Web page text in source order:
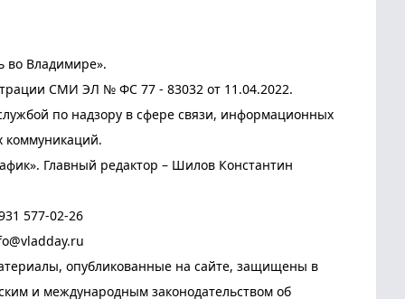
во Владимире».
СМИ ЭЛ № ФС 77 - 83032 от 11.04.2022.
по надзору в сфере связи, информационных
коммуникаций.
Главный редактор – Шилов Константин
577-02-26
опубликованные на сайте, защищены в
и международным законодательством об